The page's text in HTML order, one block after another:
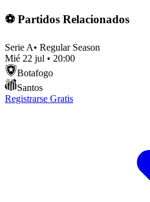
⚽ Partidos Relacionados
Serie A• Regular Season
Mié 22 jul • 20:00
Botafogo
Santos
Registrarse Gratis